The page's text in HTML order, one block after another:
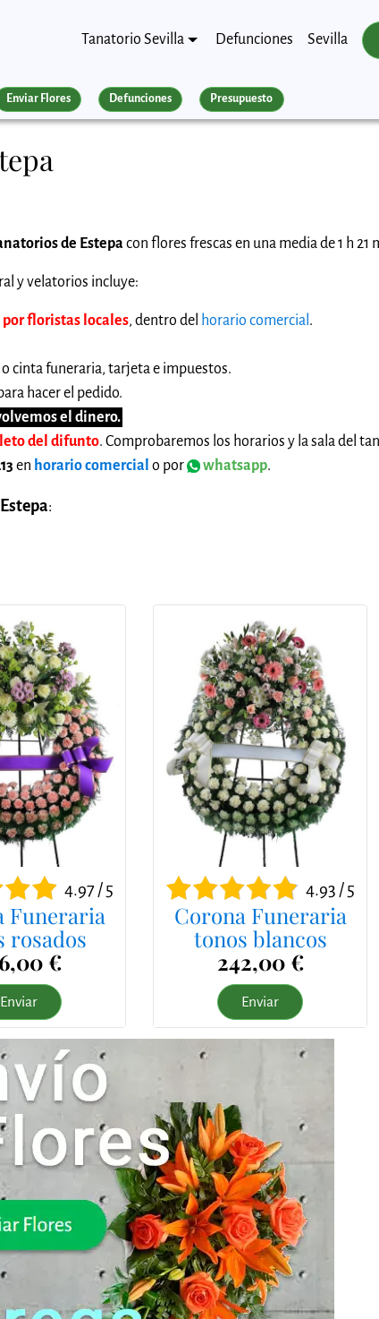
Tanatorio Sevilla Defunciones Sevilla
Enviar Flores Defunciones Presupuesto
de Estepacon flores frescas en una media de 1 h 21
y velatorios incluye:
por floristas locales, dentro del horario comercial .
o cinta funeraria, tarjeta e impuestos.
hacer el pedido.
el dinero.
del difunto. Comprobaremos los horarios y la sala del
en horario comercial o por whatsapp.
Estepa:
4.97 / 5
Funeraria
rosados
€
Enviar
4.93 / 5
Corona Funeraria
tonos blancos
242,00 €
Enviar